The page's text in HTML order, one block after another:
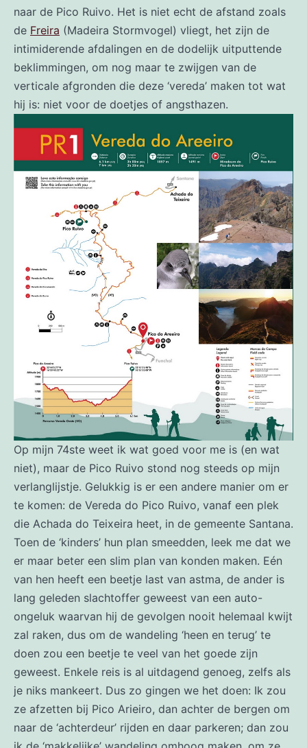
naar de Pico Ruivo. Het is niet echt de afstand zoals
de Freira (Madeira Stormvogel) vliegt, het zijn de
intimiderende afdalingen en de dodelijk uitputtende
beklimmingen, om nog maar te zwijgen van de
verticale afgronden die deze ‘vereda’ maken tot wat
hij is: niet voor de doetjes of angsthazen.
Op mijn 74ste weet ik wat goed voor me is (en wat
niet), maar de Pico Ruivo stond nog steeds op mijn
verlanglijstje. Gelukkig is er een andere manier om er
te komen: de Vereda do Pico Ruivo, vanaf een plek
die Achada do Teixeira heet, in de gemeente Santana.
Toen de ‘kinders’ hun plan smeedden, leek me dat we
er maar beter een slim plan van konden maken. Eén
van hen heeft een beetje last van astma, de ander is
lang geleden slachtoffer geweest van een auto-
ongeluk waarvan hij de gevolgen nooit helemaal kwijt
zal raken, dus om de wandeling ‘heen en terug’ te
doen zou een beetje te veel van het goede zijn
geweest. Enkele reis is al uitdagend genoeg, zelfs als
je niks mankeert. Dus zo gingen we het doen: Ik zou
ze afzetten bij Pico Arieiro, dan achter de bergen om
naar de ‘achterdeur’ rijden en daar parkeren; dan zou